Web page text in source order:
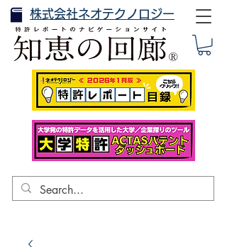
株式会社ネオテクノロジー